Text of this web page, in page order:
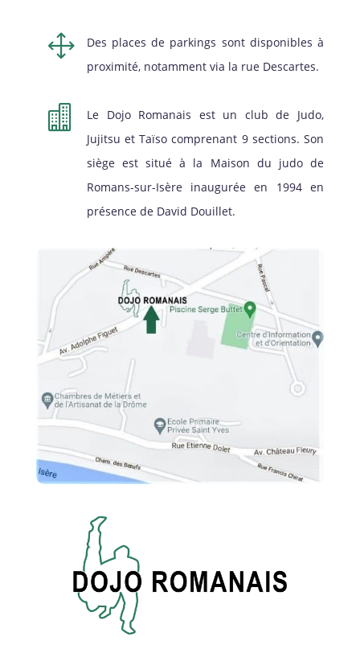
1
Des places de parkings sont disponibles à
proximité, notamment via la rue Descartes.

Le Dojo Romanais est un club de Judo,
Jujitsu et Taïso comprenant 9 sections. Son
siège est situé à la Maison du judo de
Romans-sur-Isère inaugurée en 1994 en
présence de David Douillet.